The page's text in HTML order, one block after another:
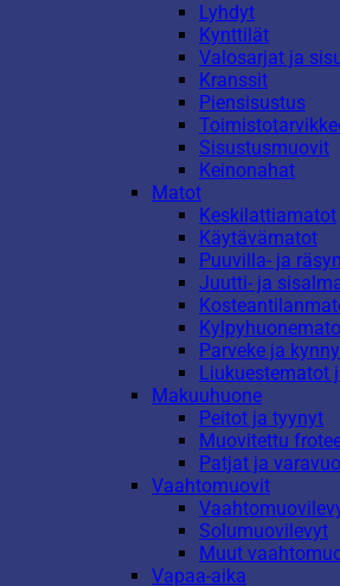
Lyhdyt
Kynttilät
Valosarjat ja
Kranssit
Piensisustus
Sisustusmuovit
Keinonahat
Matot
Keskilattiamatot
Käytävämatot
Puuvilla- ja
Juutti- ja
Parveke ja
Liukuestematot
Makuuhuone
Peitot ja tyynyt
Muovitettu
Patjat ja
Vaahtomuovit
Solumuovilevyt
Muut
Vapaa-aika